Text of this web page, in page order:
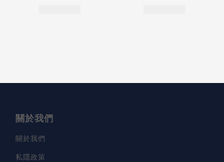
關於我們
關於我們
私隱政策